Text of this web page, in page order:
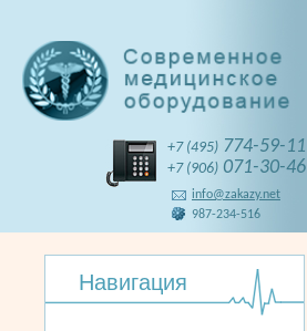
+7 (495) 774-59-11
+7 (906) 071-30-46
info@zakazy.net
987-234-516
Навигация